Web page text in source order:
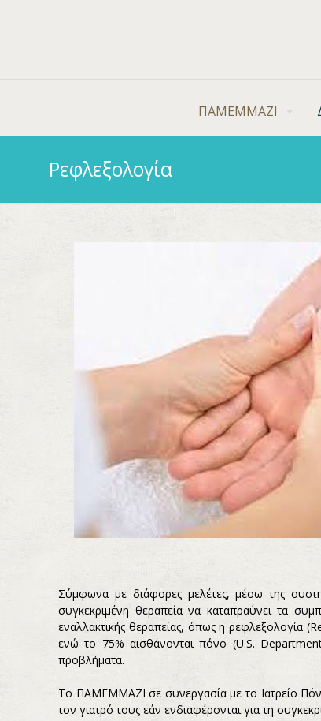
ΠΑΜΕΜΜΑΖΙ
Ρεφλεξολογία
Σύμφωνα με διάφορες μελέτες, μέσω της
συγκεκριμένη θεραπεία να καταπραΰνει τα
εναλλακτικής θεραπείας, όπως η ρεφλεξολογία
ενώ το 75% αισθάνονται πόνο (U.S.
προβλήματα.
Το ΠΑΜΕΜΜΑΖΙ σε συνεργασία με το Iατρείο
τον γιατρό τους εάν ενδιαφέρονται για τη